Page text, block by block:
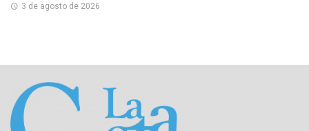
3 de agosto de 2026